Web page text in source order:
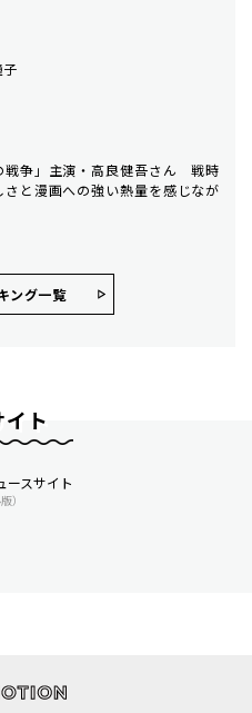
戦争」主演・高良健吾さん 戦時
と漫画への強い熱量を感じなが
ング⼀覧
ト
ースサイト
）